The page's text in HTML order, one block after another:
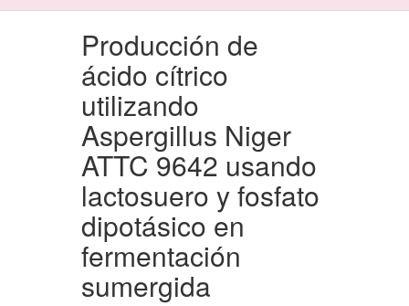
Producción de
ácido cítrico
utilizando
Aspergillus Niger
ATTC 9642 usando
lactosuero y fosfato
dipotásico en
fermentación
sumergida